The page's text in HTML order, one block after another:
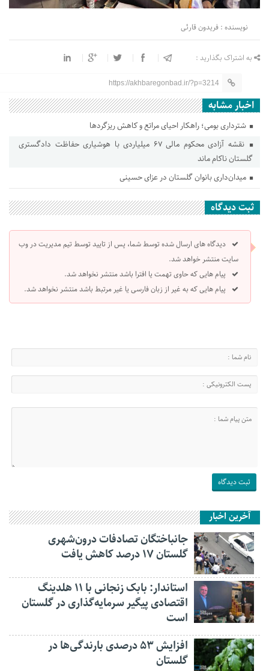
نویسنده : فریدون قارئی
به اشتراک بگذارید :
https://akhbaregonbad.ir/?p=3214
اخبار مشابه
شترداری بومی؛ راهکار احیای مراتع و کاهش ریزگردها
نقشه آزادی محکوم مالی ۶۷ میلیاردی با هوشیاری حفاظت دادگستری
گلستان ناکام ماند
میدان‌داری بانوان گلستان در عزای حسینی
ثبت دیدگاه
دیدگاه های ارسال شده توسط شما، پس از تایید توسط تیم مدیریت در وب
سایت منتشر خواهد شد.
پیام هایی که حاوی تهمت یا افترا باشد منتشر نخواهد شد.
پیام هایی که به غیر از زبان فارسی یا غیر مرتبط باشد منتشر نخواهد شد.
آخرین اخبار
جانباختگان تصادفات درون‌شهری
گلستان ۱۷ درصد کاهش یافت
استاندار: بابک زنجانی با ۱۱ هلدینگ
اقتصادی پیگیر سرمایه‌گذاری در گلستان
است
افزایش ۵۳ درصدی بارندگی‌ها در
گلستان